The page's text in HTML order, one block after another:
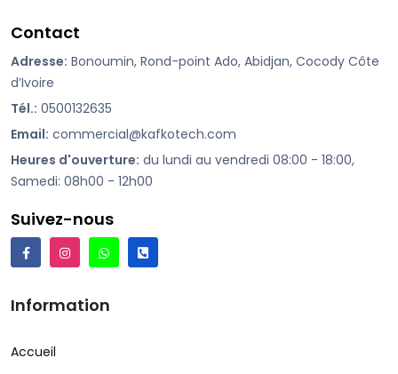
Contact
Adresse: Bonoumin, Rond-point Ado, Abidjan, Cocody Côte
d’Ivoire
Tél.: 0500132635
Email: commercial@kafkotech.com
Heures d'ouverture: du lundi au vendredi 08:00 - 18:00,
Samedi: 08h00 - 12h00
Suivez-nous
Information
Accueil